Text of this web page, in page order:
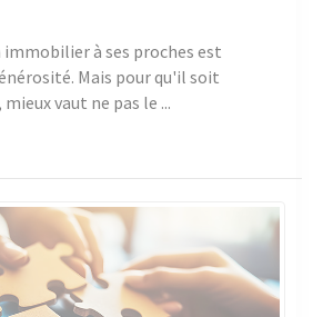
à ses proches est
Mais pour qu'il soit
vaut ne pas le ...